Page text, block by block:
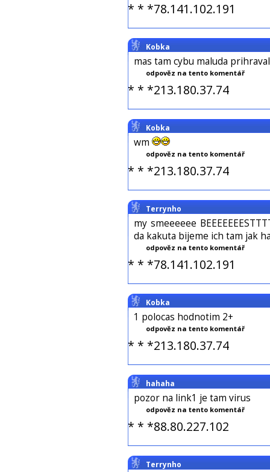
* * *78.141.102.191
Kobka
mas tam cybu maluda prihraval
odpověz na tento komentář
* * *213.180.37.74
Kobka
wm
odpověz na tento komentář
* * *213.180.37.74
Terrynho
my smeeeeee
da kakuta bijeme ich tam jak
odpověz na tento komentář
* * *78.141.102.191
Kobka
1 polocas hodnotim 2+
odpověz na tento komentář
* * *213.180.37.74
hahaha
pozor na link1 je tam virus
odpověz na tento komentář
* * *88.80.227.102
Terrynho